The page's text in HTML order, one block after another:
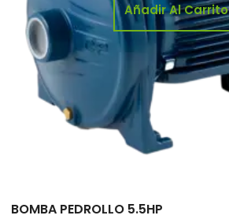
Añadir Al Carrito
BOMBA PEDROLLO 5.5HP